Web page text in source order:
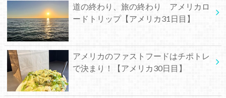
道の終わり、旅の終わり アメリカロ
ードトリップ【アメリカ31日目】
アメリカのファストフードはチポトレ
で決まり！【アメリカ30日目】